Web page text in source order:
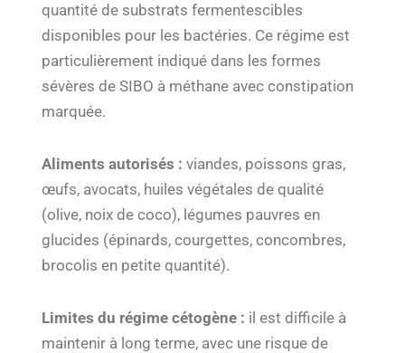
quantité de substrats fermentescibles
disponibles pour les bactéries. Ce régime est
particulièrement indiqué dans les formes
sévères de SIBO à méthane avec constipation
marquée.
Aliments autorisés : viandes, poissons gras,
œufs, avocats, huiles végétales de qualité
(olive, noix de coco), légumes pauvres en
glucides (épinards, courgettes, concombres,
brocolis en petite quantité).
Limites du régime cétogène : il est difficile à
maintenir à long terme, avec une risque de